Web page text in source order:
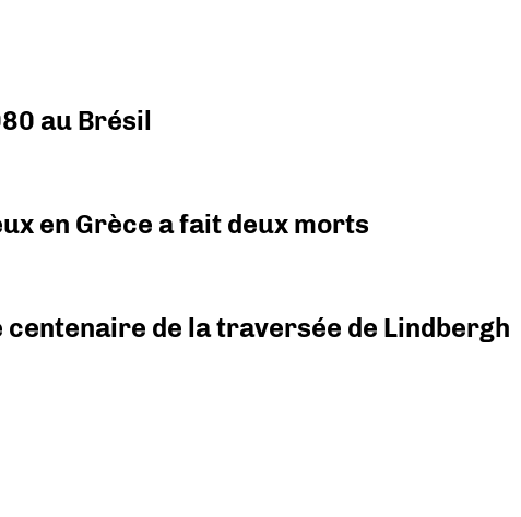
au Brésil
en Grèce a fait deux morts
de la traversée de Lindbergh